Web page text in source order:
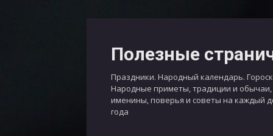
Полезные
Праздники. Народный календарь.
Народные приметы, традиции и обычаи,
именины, поверья и советы на каждый
года